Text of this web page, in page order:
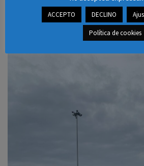
ACCEPTO DECLINO
Política de cookies